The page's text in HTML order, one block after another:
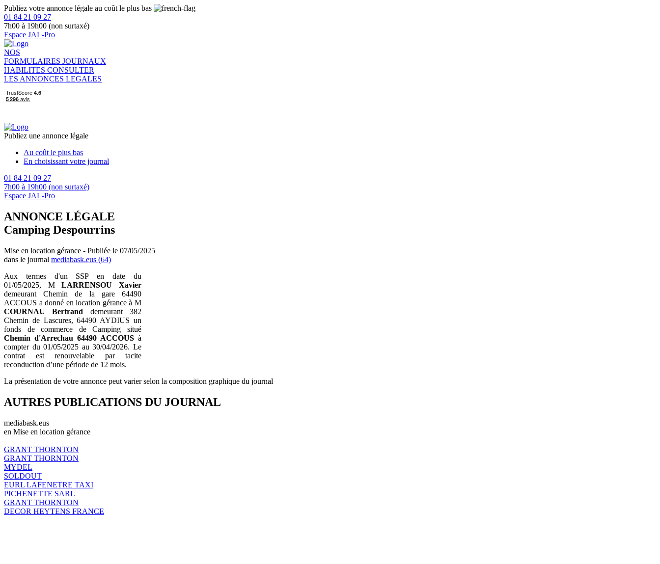
Publiez votre annonce légale au coût le plus bas
01 84 21 09 27
7h00 à 19h00 (non surtaxé)
Espace JAL-Pro
NOS
FORMULAIRES JOURNAUX
HABILITES CONSULTER
LES ANNONCES LEGALES
Publiez une annonce légale
Au coût le plus bas
En choisissant votre journal
01 84 21 09 27
7h00 à 19h00 (non surtaxé)
Espace JAL-Pro
ANNONCE LÉGALE
Camping Despourrins
Mise en location gérance - Publiée le 07/05/2025
dans le journal mediabask.eus (64)
Aux termes d'un SSP en date du
01/05/2025, MLARRENSOU Xavier
demeurant Chemin de la gare 64490
ACCOUS a donné en location gérance à M
COURNAU Bertrand demeurant 382
Chemin de Lascures, 64490 AYDIUS un
fonds de commerce de Camping situé
Chemin d'Arrechau 64490 ACCOUS à
compter du 01/05/2025 au 30/04/2026. Le
contrat est renouvelable par tacite
reconduction d’une période de 12 mois.
La présentation de votre annonce peut varier selon la composition graphique du journal
AUTRES PUBLICATIONS DU JOURNAL
mediabask.eus
en Mise en location gérance
GRANT THORNTON
GRANT THORNTON
MYDEL
SOLDOUT
EURL LAFENETRE TAXI
PICHENETTE SARL
GRANT THORNTON
DECOR HEYTENS FRANCE